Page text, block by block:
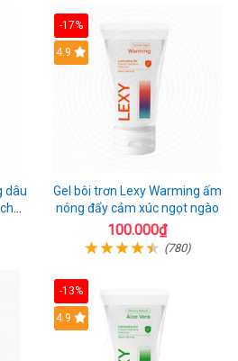
dâu
-17%
Hot
4.9
Gel bôi trơn Lexy Warming ấm
nóng đẩy cảm xúc ngọt ngào
100.000₫
(780)
-13%
Hot
4.9